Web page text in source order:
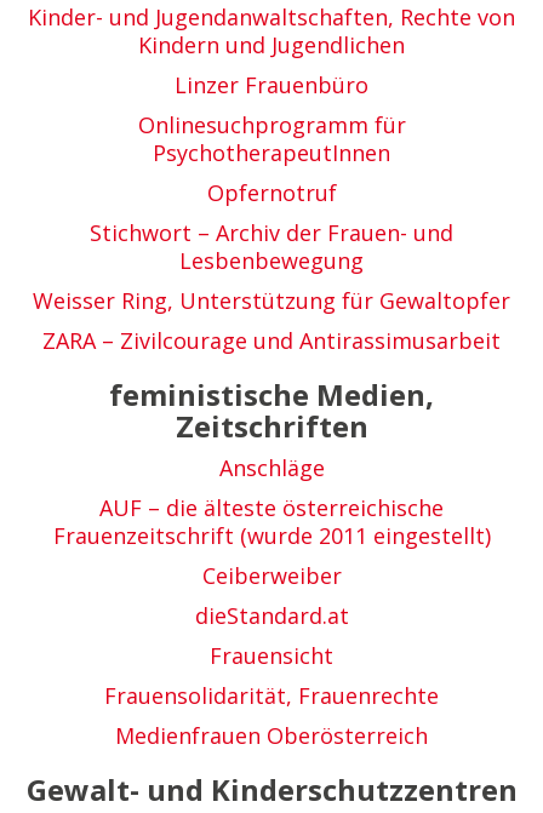
Kinder- und Jugendanwaltschaften, Rechte von
Kindern und Jugendlichen
Linzer Frauenbüro
Onlinesuchprogramm für
PsychotherapeutInnen
Opfernotruf
Stichwort – Archiv der Frauen- und
Lesbenbewegung
Weisser Ring, Unterstützung für Gewaltopfer
ZARA – Zivilcourage und Antirassimusarbeit
feministische Medien,
Zeitschriften
Anschläge
AUF – die älteste österreichische
Frauenzeitschrift (wurde 2011 eingestellt)
Ceiberweiber
dieStandard.at
Frauensicht
Frauensolidarität, Frauenrechte
Medienfrauen Oberösterreich
Gewalt- und Kinderschutzzentren